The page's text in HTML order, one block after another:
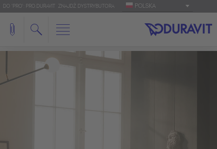
DO 'PRO': PRO.DURAVIT ZNAJDŹ DYSTRYBUTORA POLSKA